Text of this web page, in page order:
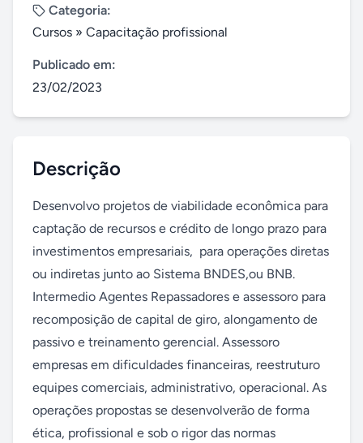
Categoria:
Cursos » Capacitação profissional
Publicado em:
23/02/2023
Descrição
Desenvolvo projetos de viabilidade econômica para
captação de recursos e crédito de longo prazo para
investimentos empresariais,  para operações diretas
ou indiretas junto ao Sistema BNDES,ou BNB.
Intermedio Agentes Repassadores e assessoro para
recomposição de capital de giro, alongamento de
passivo e treinamento gerencial. Assessoro
empresas em dificuldades financeiras, reestruturo
equipes comerciais, administrativo, operacional. As
operações propostas se desenvolverão de forma
ética, profissional e sob o rigor das normas